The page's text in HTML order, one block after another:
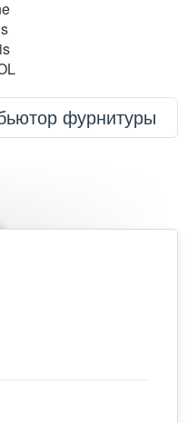
фурнитуры